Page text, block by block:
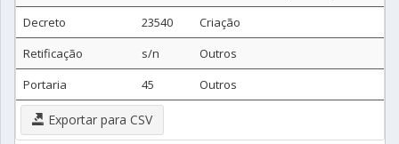
Decreto
23540
Criação
Retificação
s/n
Outros
Portaria
45 Outros
Exportar para CSV